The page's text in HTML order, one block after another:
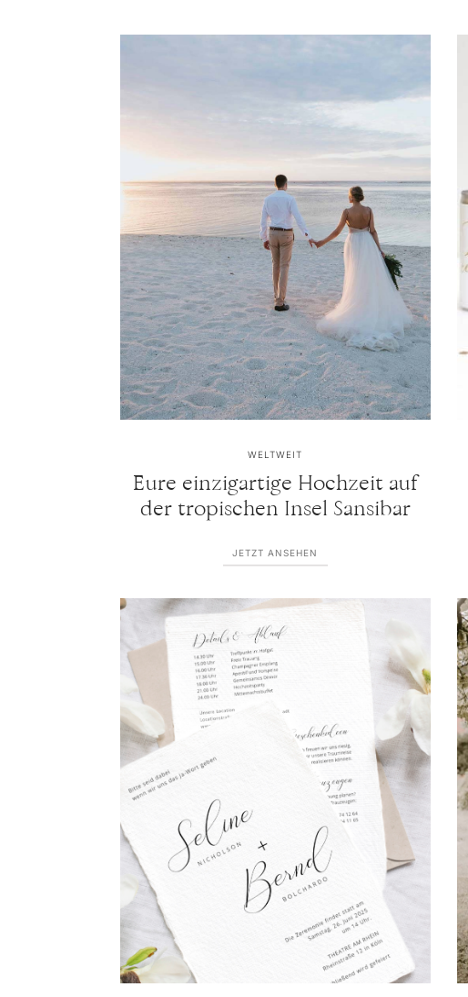
WELTWEIT
Eure einzigartige Hochzeit auf
der tropischen Insel Sansibar
JETZT ANSEHEN